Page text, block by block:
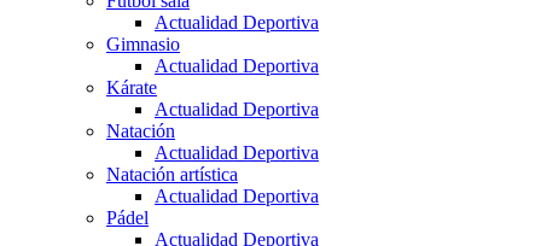
Actualidad Deportiva
Gimnasio
Actualidad Deportiva
Kárate
Actualidad Deportiva
Natación
Actualidad Deportiva
Natación artística
Actualidad Deportiva
Pádel
Actualidad Deportiva